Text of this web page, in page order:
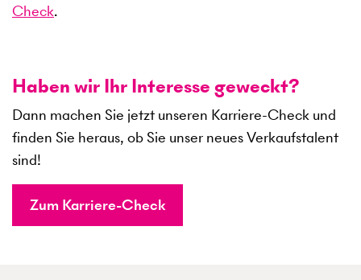
Check.
Haben wir Ihr Interesse geweckt?
Dann machen Sie jetzt unseren Karriere-Check und
finden Sie heraus, ob Sie unser neues Verkaufstalent
sind!
Zum Karriere-Check